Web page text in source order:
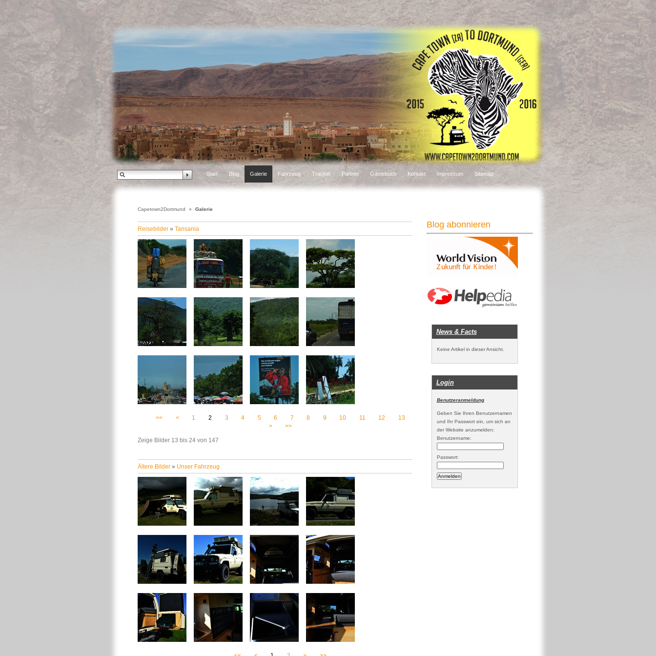
Start Blog Galerie Fahrzeug Tracker Partner Gästebuch Kontakt Impressum Sitemap
Capetown2Dortmund » Galerie
Reisebilder » Tansania
<< < 1 2 3 4 5 6 7 8 9 10 11 12
13
>
>>
Zeige Bilder 13 bis 24 von 147
Ältere Bilder » Unser Fahrzeug
Blog abonnieren
News & Facts
Keine Artikel in dieser Ansicht.
Login
Benutzeranmeldung
Geben Sie Ihren Benutzernamen
und Ihr Passwort ein, um sich an
der Website anzumelden:
Benutzername:
Passwort: